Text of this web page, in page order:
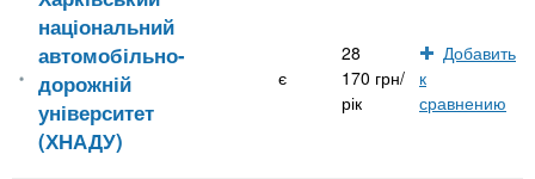
f
o
національний
автомобільно-
дорожній
університет
(ХНАДУ)
є
28
170 грн/
рік
Добавить
к
сравнению